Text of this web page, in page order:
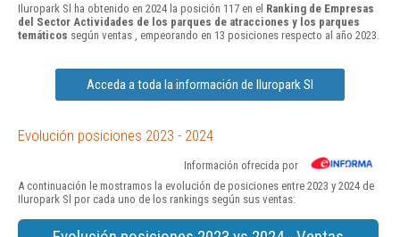
Iluropark Sl ha obtenido en 2024 la posición 117 en el Ranking de Empresas
del Sector Actividades de los parques de atracciones y los parques
temáticos según ventas , empeorando en 13 posiciones respecto al año 2023.
Acceda a toda la información de Iluropark Sl
Evolución posiciones 2023 - 2024
Información ofrecida por
A continuación le mostramos la evolución de posiciones entre 2023 y 2024 de
Iluropark Sl por cada uno de los rankings según sus ventas: